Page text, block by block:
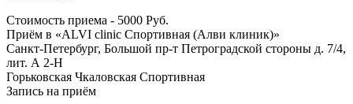
Стоимость приема - 5000 Руб.
Приём в «ALVI clinic Спортивная (Алви клиник)»
Санкт-Петербург, Большой пр-т Петроградской стороны д. 7/4,
лит. А 2-Н
Горьковская Чкаловская Спортивная
Запись на приём